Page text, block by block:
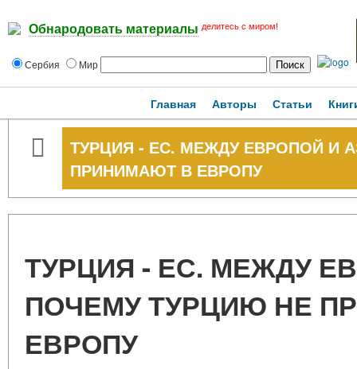
Обнародовать материалы делитесь с миром!
Сербия Мир
Главная Авторы Статьи
ТУРЦИЯ - ЕС. МЕЖДУ ЕВРОПОЙ И
ПРИНИМАЮТ В ЕВРОПУ
ТУРЦИЯ - ЕС. МЕЖДУ
ПОЧЕМУ ТУРЦИЮ НЕ
ЕВРОПУ